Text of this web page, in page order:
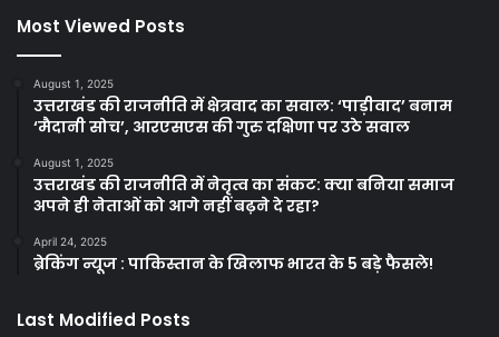
Most Viewed Posts
August 1, 2025
उत्तराखंड की राजनीति में क्षेत्रवाद का सवाल: ‘पाड़ीवाद’ बनाम
‘मैदानी सोच’, आरएसएस की गुरु दक्षिणा पर उठे सवाल
August 1, 2025
उत्तराखंड की राजनीति में नेतृत्व का संकट: क्या बनिया समाज
अपने ही नेताओं को आगे नहीं बढ़ने दे रहा?
April 24, 2025
ब्रेकिंग न्यूज : पाकिस्तान के खिलाफ भारत के 5 बड़े फैसले!
Last Modified Posts